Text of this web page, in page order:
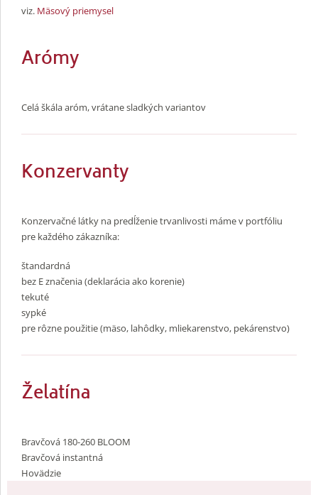
viz. Mäsový priemysel
Arómy
Celá škála aróm, vrátane sladkých variantov
Konzervanty
Konzervačné látky na predĺženie trvanlivosti máme v portfóliu
pre každého zákazníka:
štandardná
bez E značenia (deklarácia ako korenie)
tekuté
sypké
pre rôzne použitie (mäso, lahôdky, mliekarenstvo, pekárenstvo)
Želatína
Bravčová 180-260 BLOOM
Bravčová instantná
Hovädzie